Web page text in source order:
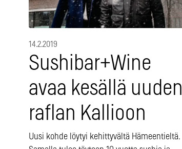
14.2.2019
Sushibar+Wine
avaa kesällä uuden
raflan Kallioon
Uusi kohde löytyi kehittyvältä Hämeentieltä.